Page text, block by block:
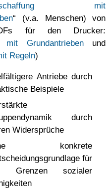
mit
“ (v.a. Menschen) von
für den Drucker:
mit Grundantriebenund
Regeln)
Antriebe durch
Beispiele
durch
Widersprüche
konkrete
für
Grenzen sozialer